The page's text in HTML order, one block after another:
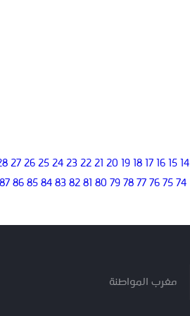
14
15
16
17
18
19
20
21
22
23
24
25
26
27
74
75
76
77
78
79
80
81
82
83
84
85
86
87
مغرب المواطنة